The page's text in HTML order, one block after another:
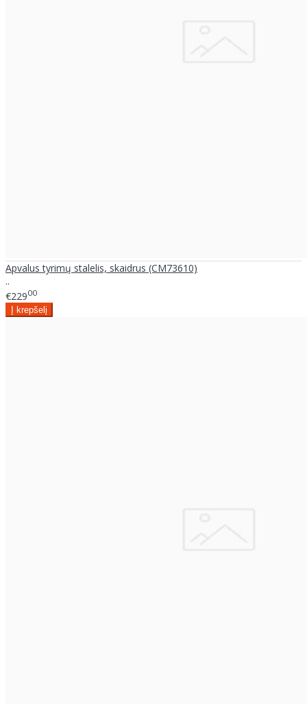
Apvalus tyrimų stalelis, skaidrus (CM73610)
..
€22900